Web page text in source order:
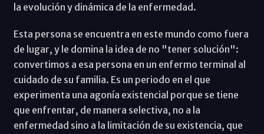
la evolución y dinámica de la enfermedad.
Esta persona se encuentra en este mundo como fuera
de lugar, y le domina la idea de no "tener solución":
convertimos a esa persona en un enfermo terminal al
cuidado de su familia. Es un periodo en el que
experimenta una agonía existencial porque se tiene
que enfrentar, de manera selectiva, no a la
enfermedad sino a la limitación de su existencia, que